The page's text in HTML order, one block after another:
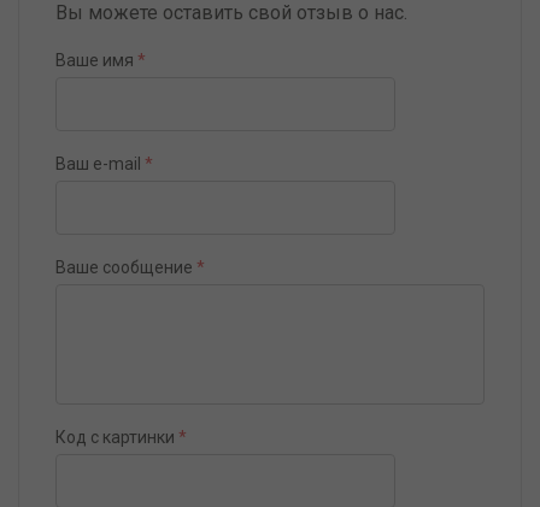
Вы можете оставить свой отзыв о нас.
Ваше имя *
Ваш e-mail *
Ваше сообщение *
Код с картинки *